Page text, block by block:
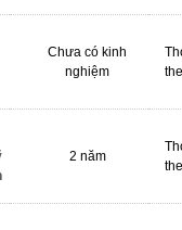
Chưa có kinh
nghiệm
2 năm